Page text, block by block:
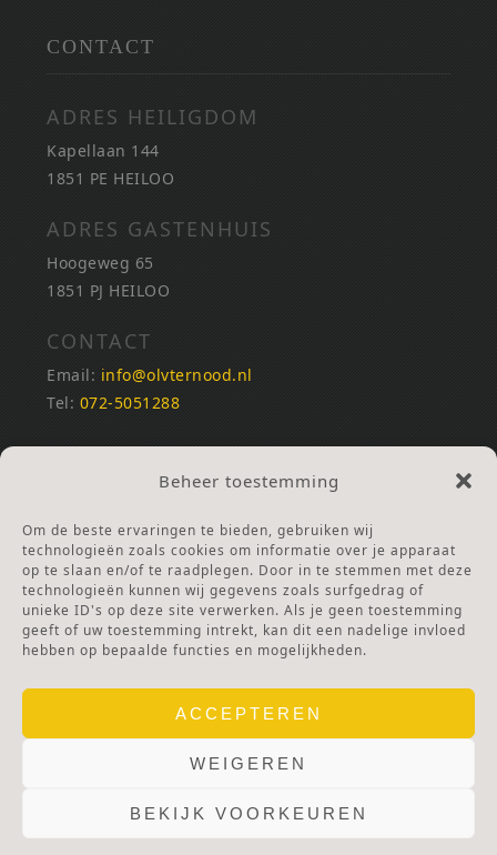
Beheer toestemming
Om de beste ervaringen te bieden, gebruiken wij
technologieën zoals cookies om informatie over je apparaat
op te slaan en/of te raadplegen. Door in te stemmen met deze
technologieën kunnen wij gegevens zoals surfgedrag of
unieke ID's op deze site verwerken. Als je geen toestemming
geeft of uw toestemming intrekt, kan dit een nadelige invloed
hebben op bepaalde functies en mogelijkheden.
ACCEPTEREN
WEIGEREN
BEKIJK VOORKEUREN
CONTACT
ADRES HEILIGDOM
Kapellaan 144
1851 PE HEILOO
ADRES GASTENHUIS
Hoogeweg 65
1851 PJ HEILOO
CONTACT
Email: info@olvternood.nl
Tel: 072-5051288
REKENINGNUMMERS
NL25INGB0000672168
Ga naar Doneren
ANBI Stichting
RSIN nummer:002832987
© 2025 OLV TER NOOD. WEBSITE. PRIVACY & COOKIES.